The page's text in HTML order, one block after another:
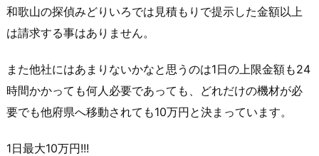
和歌山の探偵みどりいろでは見積もりで提示した金額以上
は請求する事はありません。
また他社にはあまりないかなと思うのは1日の上限金額も24
時間かかっても何人必要であっても、どれだけの機材が必
要でも他府県へ移動されても10万円と決まっています。
1日最大10万円!!!